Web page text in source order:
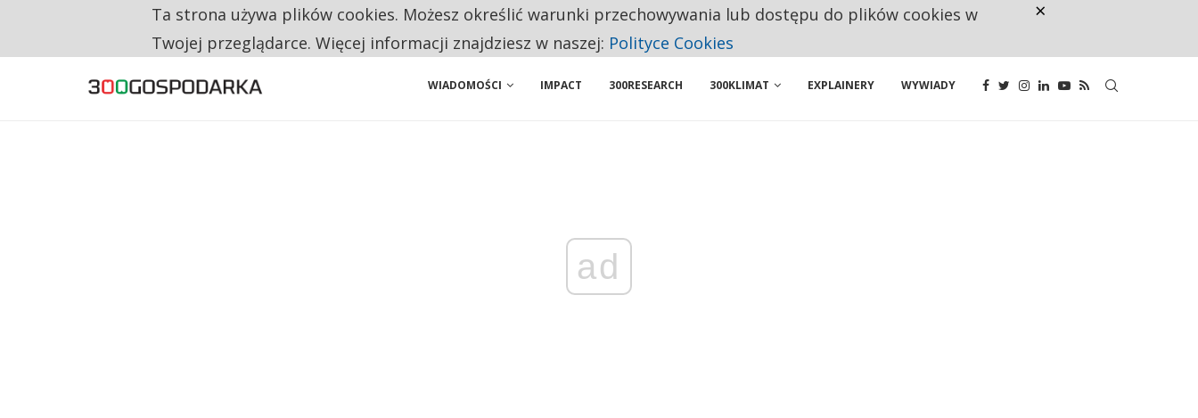
NA JEDEN WAKAT PRZYPADAJĄ 62 ZGŁOSZENIA. WIELU KANDYDATÓW NIE ROZPOCZYNA PRACY
WIADOMOŚCI IMPACT 300RESEARCH 300KLIMAT EXPLAINERY WYWIADY
ad
Ta strona używa plików cookies. Możesz określić warunki przechowywania lub dostępu do plików cookies w
Twojej przeglądarce. Więcej informacji znajdziesz w naszej: Polityce Cookies
×